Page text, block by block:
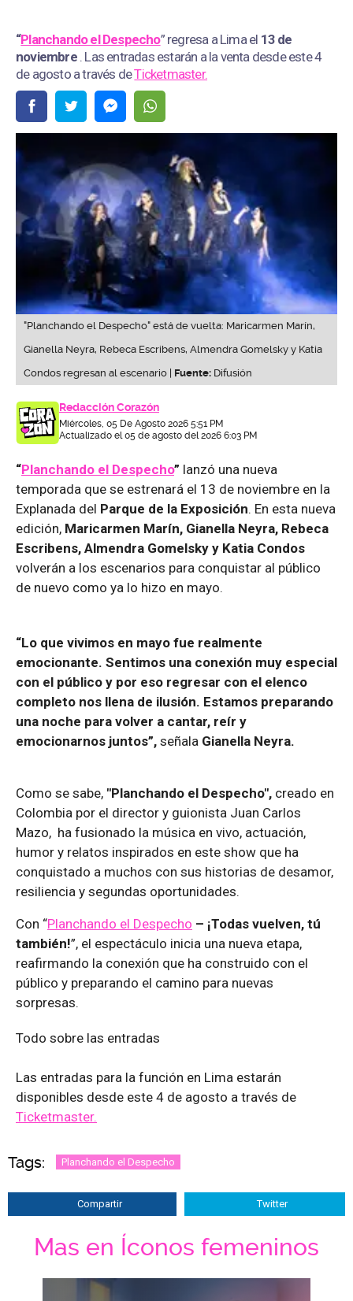
“Planchando el Despecho” regresa a Lima el 13 de
noviembre . Las entradas estarán a la venta desde este 4
de agosto a través deTicketmaster.
"Planchando el Despecho" está de vuelta: Maricarmen Marín,
Gianella Neyra, Rebeca Escribens, Almendra Gomelsky y Katia
Condos regresan al escenario | Fuente: Difusión
Redacción Corazón
Miércoles, 05 De Agosto 2026 5:51 PM
Actualizado el 05 de agosto del 2026 6:03 PM
“Planchando el Despecho” lanzó una nueva
temporada que se estrenará el 13 de noviembre en la
Explanada del Parque de la Exposición. En esta nueva
edición, Maricarmen Marín, Gianella Neyra, Rebeca
Escribens, Almendra Gomelsky y Katia Condos
volverán a los escenarios para conquistar al público
de nuevo como ya lo hizo en mayo.
“Lo que vivimos en mayo fue realmente
emocionante. Sentimos una conexión muy especial
con el público y por eso regresar con el elenco
completo nos llena de ilusión. Estamos preparando
una noche para volver a cantar, reír y
emocionarnos juntos”, señala Gianella Neyra.
Como se sabe, "Planchando el Despecho", creado en
Colombia por el director y guionista Juan Carlos
Mazo, ha fusionado la música en vivo, actuación,
humor y relatos inspirados en este show que ha
conquistado a muchos con sus historias de desamor,
resiliencia y segundas oportunidades.
Con “Planchando el Despecho – ¡Todas vuelven, tú
también!”, el espectáculo inicia una nueva etapa,
reafirmando la conexión que ha construido con el
público y preparando el camino para nuevas
sorpresas.
Todo sobre las entradas
Las entradas para la función en Lima estarán
disponibles desde este 4 de agosto a través de
Ticketmaster.
Tags: Planchando el Despecho
Compartir Twitter
Mas en Íconos femeninos